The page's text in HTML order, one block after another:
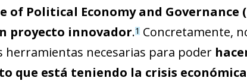
Political Economy and Governance
proyecto innovador.1Concretamente,
necesarias para poder
que está teniendo la crisis